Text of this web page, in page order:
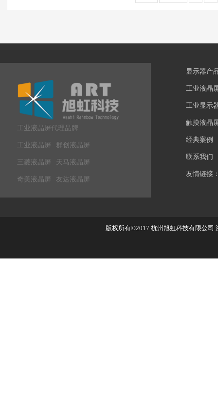
工业液晶屏代理品牌
工业液晶屏 群创液晶屏
三菱液晶屏 天马液晶屏
奇美液晶屏 友达液晶屏
显示器产
工业液晶
工业显示
触摸液晶
经典案例
联系我们
友情链接
版权所有©2017 杭州旭虹科技有限公司